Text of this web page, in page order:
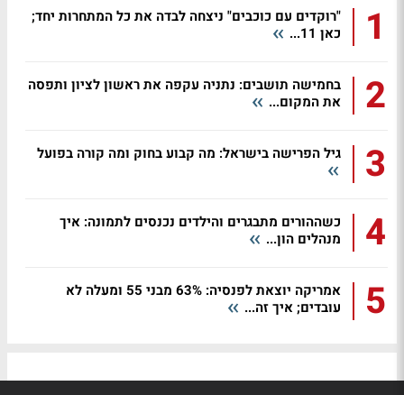
1
"רוקדים עם כוכבים" ניצחה לבדה את כל המתחרות יחד;
כאן 11...
2
בחמישה תושבים: נתניה עקפה את ראשון לציון ותפסה
את המקום...
3 גיל הפרישה בישראל: מה קבוע בחוק ומה קורה בפועל
4
כשההורים מתבגרים והילדים נכנסים לתמונה: איך
מנהלים הון...
5
אמריקה יוצאת לפנסיה: 63% מבני 55 ומעלה לא
עובדים; איך זה...